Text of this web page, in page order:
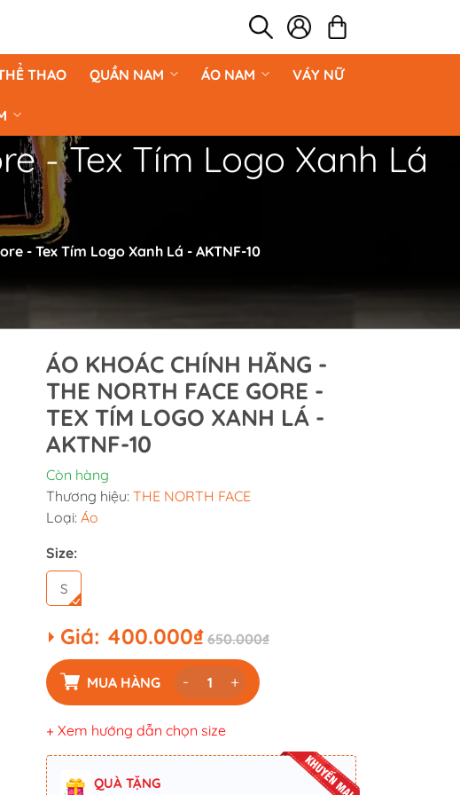
THAO QUẦN NAM ÁO NAM VÁY NỮ
- Tex Tím Logo Xanh Lá
- Tex Tím Logo Xanh Lá - AKTNF-10
ÁO KHOÁC CHÍNH HÃNG -
THE NORTH FACE GORE -
TEX TÍM LOGO XANH LÁ -
AKTNF-10
Còn hàng
Thương hiệu: THE NORTH FACE
Loại: Áo
Size:
S
Giá: 400.000₫ 650.000₫
MUA HÀNG - +
+ Xem hướng dẫn chọn size
QUÀ TẶNG